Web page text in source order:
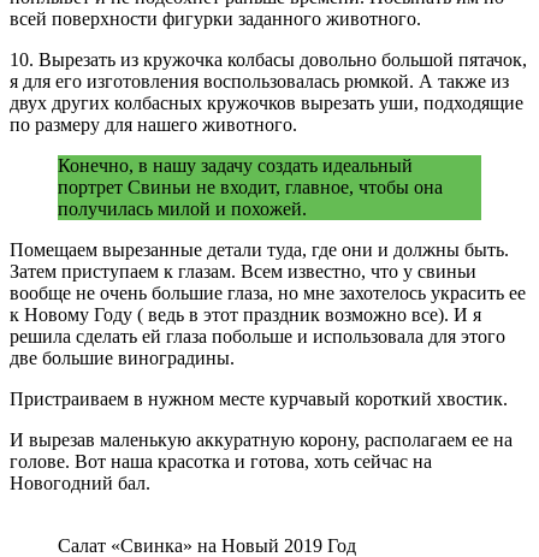
всей поверхности фигурки заданного животного.
10. Вырезать из кружочка колбасы довольно большой пятачок,
я для его изготовления воспользовалась рюмкой. А также из
двух других колбасных кружочков вырезать уши, подходящие
по размеру для нашего животного.
Конечно, в нашу задачу создать идеальный
портрет Свиньи не входит, главное, чтобы она
получилась милой и похожей.
Помещаем вырезанные детали туда, где они и должны быть.
Затем приступаем к глазам. Всем известно, что у свиньи
вообще не очень большие глаза, но мне захотелось украсить ее
к Новому Году ( ведь в этот праздник возможно все). И я
решила сделать ей глаза побольше и использовала для этого
две большие виноградины.
Пристраиваем в нужном месте курчавый короткий хвостик.
И вырезав маленькую аккуратную корону, располагаем ее на
голове. Вот наша красотка и готова, хоть сейчас на
Новогодний бал.
Салат «Свинка» на Новый 2019 Год